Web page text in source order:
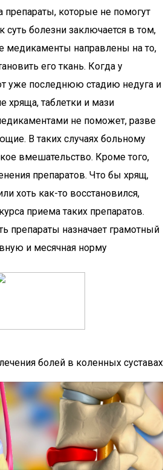
препараты, которые не помогут
суть болезни заключается в том,
медикаменты направлены на то,
его ткань. Когда у
уже последнюю стадию недуга и
хряща, таблетки и мази
не поможет, разве
В таких случаях больному
вмешательство. Кроме того,
препаратов. Что бы хрящ,
хоть как-то восстановился,
приема таких препаратов.
препараты назначает грамотный
и месячная норму
болей в коленных суставах